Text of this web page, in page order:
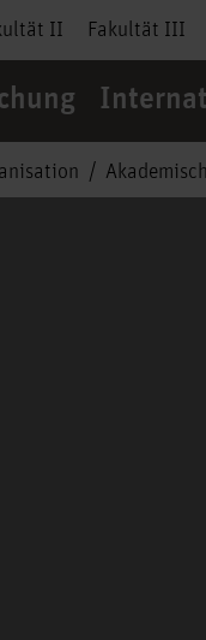
II Fakultät III